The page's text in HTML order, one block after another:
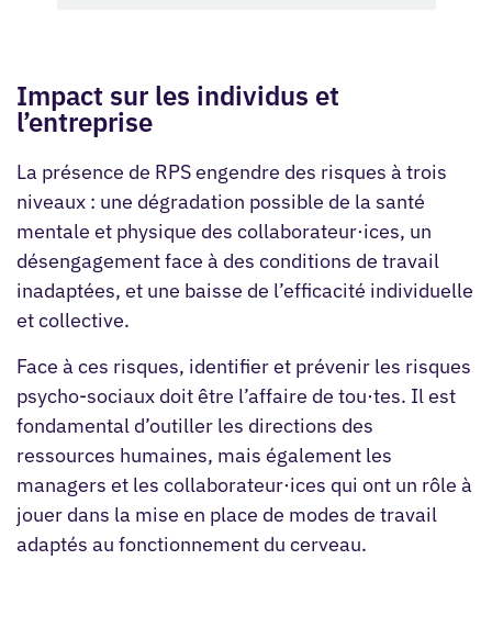
Impact sur les individus et
l’entreprise
La présence de RPS engendre des risques à trois
niveaux : une dégradation possible de la santé
mentale et physique des collaborateur·ices, un
désengagement face à des conditions de travail
inadaptées, et une baisse de l’efficacité individuelle
et collective.
Face à ces risques, identifier et prévenir les risques
psycho-sociaux doit être l’affaire de tou·tes. Il est
fondamental d’outiller les directions des
ressources humaines, mais également les
managers et les collaborateur·ices qui ont un rôle à
jouer dans la mise en place de modes de travail
adaptés au fonctionnement du cerveau.